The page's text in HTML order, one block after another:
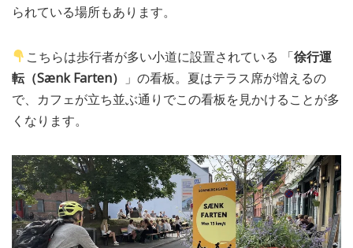
られている場所もあります。
こちらは歩行者が多い小道に設置されている 「徐行運
転（Sænk Farten）
」の看板。夏はテラス席が増えるの
で、カフェが立ち並ぶ通りでこの看板を見かけることが多
くなります。